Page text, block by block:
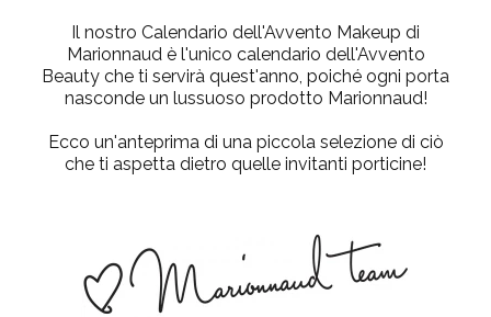
Il nostro Calendario dell'Avvento Makeup di
Marionnaud è l'unico calendario dell'Avvento
Beauty che ti servirà quest'anno, poiché ogni porta
nasconde un lussuoso prodotto Marionnaud!
Ecco un'anteprima di una piccola selezione di ciò
che ti aspetta dietro quelle invitanti porticine!